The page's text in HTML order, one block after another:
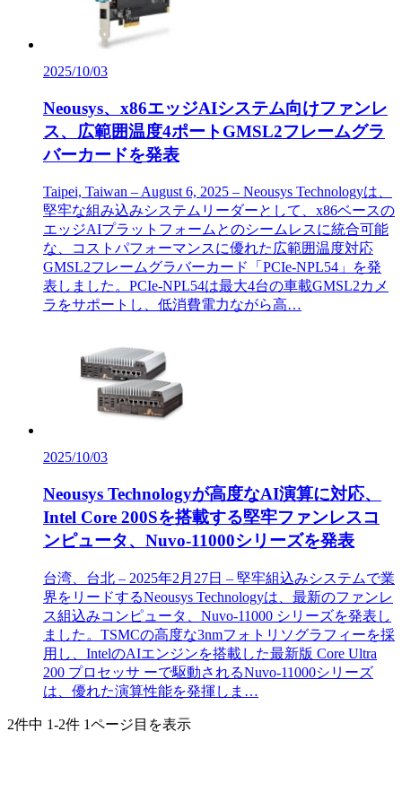
2025/10/03
Neousys、x86エッジAIシステム向けファンレ
ス、広範囲温度4ポートGMSL2フレームグラ
バーカードを発表
Taipei, Taiwan – August 6, 2025 – Neousys Technologyは、
堅牢な組み込みシステムリーダーとして、x86ベースの
エッジAIプラットフォームとのシームレスに統合可能
な、コストパフォーマンスに優れた広範囲温度対応
GMSL2フレームグラバーカード「PCIe-NPL54」を発
表しました。PCIe-NPL54は最大4台の車載GMSL2カメ
ラをサポートし、低消費電力ながら高…
2025/10/03
Neousys Technologyが高度なAI演算に対応、
Intel Core 200Sを搭載する堅牢ファンレスコ
ンピュータ、Nuvo-11000シリーズを発表
台湾、台北 – 2025年2月27日 – 堅牢組込みシステムで業
界をリードするNeousys Technologyは、最新のファンレ
ス組込みコンピュータ、Nuvo-11000 シリーズを発表し
ました。TSMCの高度な3nmフォトリソグラフィーを採
用し、IntelのAIエンジンを搭載した最新版 Core Ultra
200 プロセッサ ーで駆動されるNuvo-11000シリーズ
は、優れた演算性能を発揮しま…
2件中 1-2件 1ページ目を表示